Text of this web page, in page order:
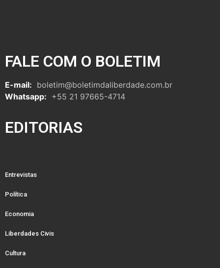
FALE COM O BOLETIM
E-mail: boletim@boletimdaliberdade.com.br
Whatsapp: +55 21 97665-4714
EDITORIAS
Entrevistas
Política
Economia
Liberdades Civis
Cultura